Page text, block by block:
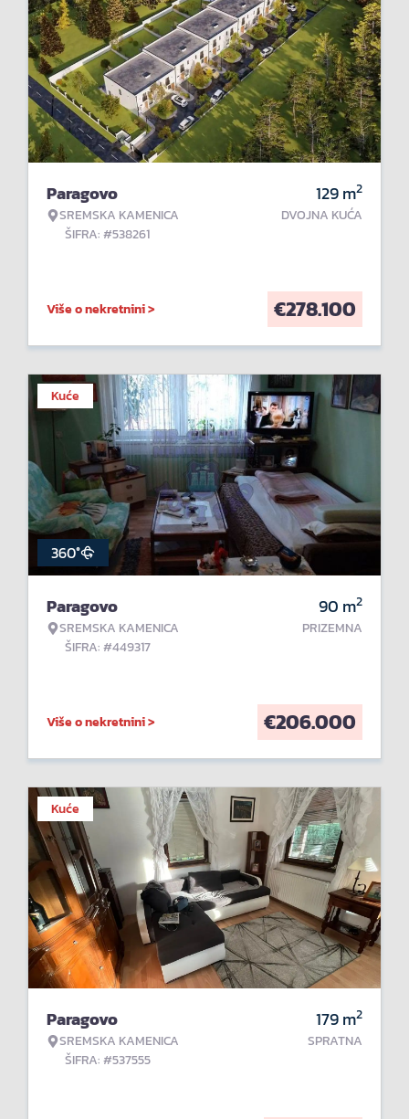
Paragovo
SREMSKA KAMENICA
ŠIFRA: #538261
129m2
DVOJNA KUĆA
Više o nekretnini > €278.100
Kuće
360°
Paragovo
SREMSKA KAMENICA
ŠIFRA: #449317
90 m2
PRIZEMNA
Više o nekretnini > €206.000
Kuće
Paragovo
SREMSKA KAMENICA
ŠIFRA: #537555
179m2
SPRATNA